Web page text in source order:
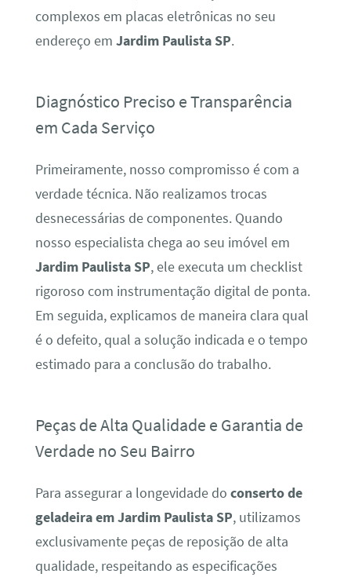
complexos em placas eletrônicas no seu
endereço em Jardim Paulista SP.
Diagnóstico Preciso e Transparência
em Cada Serviço
Primeiramente, nosso compromisso é com a
verdade técnica. Não realizamos trocas
desnecessárias de componentes. Quando
nosso especialista chega ao seu imóvel em
Jardim Paulista SP, ele executa um checklist
rigoroso com instrumentação digital de ponta.
Em seguida, explicamos de maneira clara qual
é o defeito, qual a solução indicada e o tempo
estimado para a conclusão do trabalho.
Peças de Alta Qualidade e Garantia de
Verdade no Seu Bairro
Para assegurar a longevidade do conserto de
geladeira em Jardim Paulista SP, utilizamos
exclusivamente peças de reposição de alta
qualidade, respeitando as especificações